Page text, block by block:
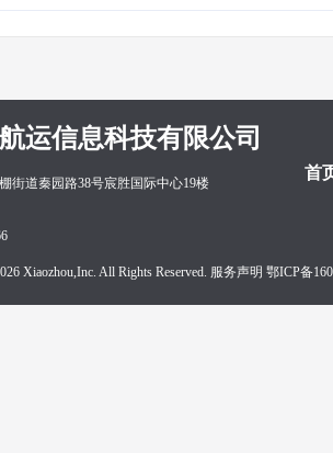
运信息科技有限公司
首
街道秦园路38号宸胜国际中心19楼
Xiaozhou,Inc. All Rights Reserved. 服务声明 鄂ICP备